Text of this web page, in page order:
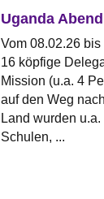
Uganda
Vom 08.02.26
16 köpfige
Mission (u.a. 4
auf den Weg
Land wurden
Schulen, ...